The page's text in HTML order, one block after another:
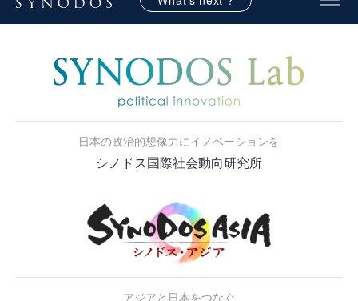
日本の政治的想像力にイノベーションを
シノドス国際社会動向研究所
アジアと日本をつなぐ